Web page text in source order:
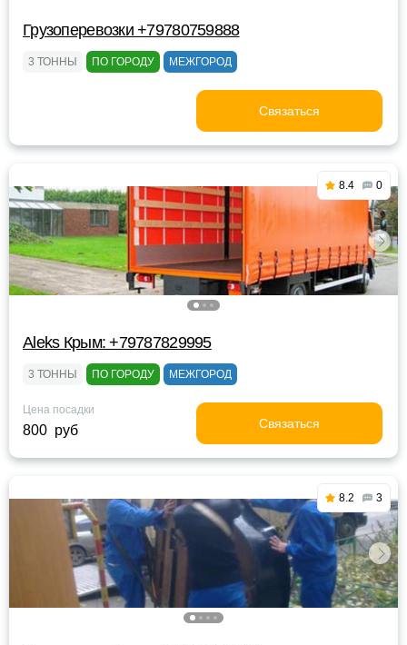
Грузоперевозки +79780759888
3 ТОННЫ ПО ГОРОДУ МЕЖГОРОД
Связаться
8.4 0
Aleks Крым: +79787829995
3 ТОННЫ ПО ГОРОДУ МЕЖГОРОД
Цена посадки
800 руб Связаться
8.2 3